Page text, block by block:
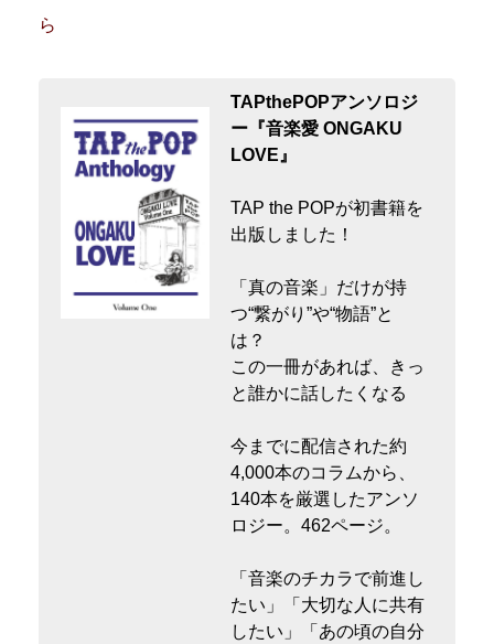
ら
TAPthePOPアンソロジ
ー『音楽愛 ONGAKU
LOVE』
TAP the POPが初書籍を
出版しました！
「真の音楽」だけが持
つ“繋がり”や“物語”と
は？
この一冊があれば、きっ
と誰かに話したくなる
今までに配信された約
4,000本のコラムから、
140本を厳選したアンソ
ロジー。462ページ。
「音楽のチカラで前進し
たい」「大切な人に共有
したい」「あの頃の自分